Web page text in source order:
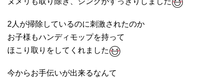
2人が掃除しているのに刺激されたのか
お子様もハンディモップを持って
ほこり取りをしてくれました
今からお手伝いが出来るなんて